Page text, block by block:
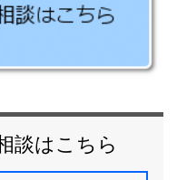
談はこちら